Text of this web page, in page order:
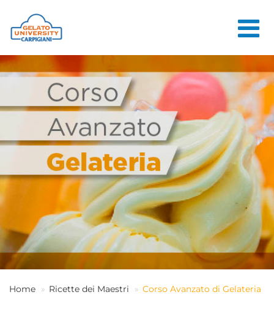
HOME
LA SCUOLA
CORSI ONLINE
CORSI
CONSULENZE
JOB CENTER
CONTATTI
ACCEDI
Home Ricette dei Maestri Corso Avanzato di Gelateria